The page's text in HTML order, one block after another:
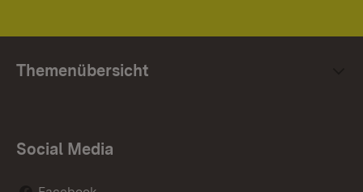
Themenübersicht
Social Media